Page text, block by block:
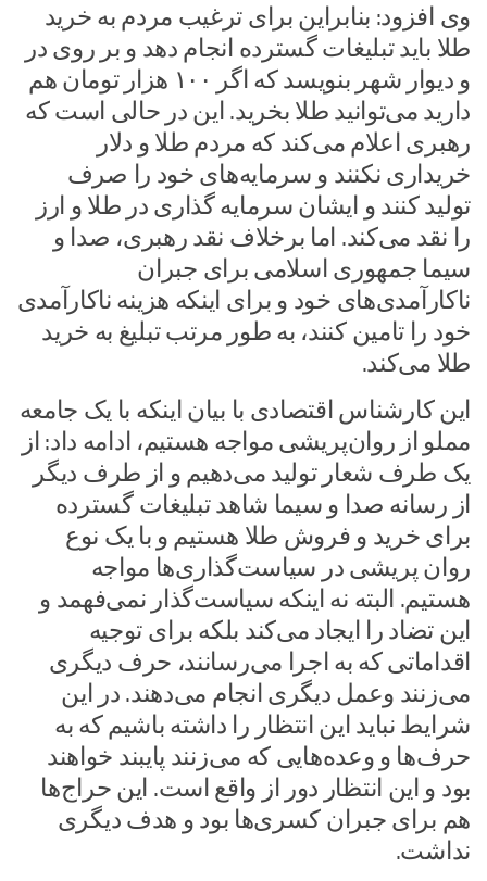
وی افزود: بنابراین برای ترغیب مردم به خرید
طلا باید تبلیغات گسترده انجام دهد و بر روی در
و دیوار شهر بنویسد که اگر ۱۰۰ هزار تومان هم
دارید می‌توانید طلا بخرید. این در حالی است که
رهبری اعلام می‌کند که مردم طلا و دلار
خریداری نکنند و سرمایه‌های خود را صرف
تولید کنند و ایشان سرمایه گذاری در طلا و ارز
را نقد می‌کند. اما برخلاف نقد رهبری، صدا و
سیما جمهوری اسلامی برای جبران
ناکارآمدی‌های خود و برای اینکه هزینه ناکارآمدی
خود را تامین کنند، به طور مرتب تبلیغ به خرید
طلا می‌کند.
این کارشناس اقتصادی با بیان اینکه با یک جامعه
مملو از روان‌پریشی مواجه هستیم، ادامه داد: از
یک طرف شعار تولید می‌دهیم و از طرف دیگر
از رسانه صدا و سیما شاهد تبلیغات گسترده
برای خرید و فروش طلا هستیم و با یک نوع
روان پریشی در سیاست‌گذاری‌ها مواجه
هستیم. البته نه اینکه سیاست‌گذار نمی‌فهمد و
این تضاد را ایجاد می‌کند بلکه برای توجیه
اقداماتی که به اجرا می‌رسانند، حرف دیگری
می‌زنند وعمل دیگری انجام می‌دهند. در این
شرایط نباید این انتظار را داشته باشیم که به
حرف‌ها و وعده‌هایی که می‌زنند پایبند خواهند
بود و این انتظار دور از واقع است. این حراج‌ها
هم برای جبران کسری‌ها بود و هدف دیگری
نداشت.